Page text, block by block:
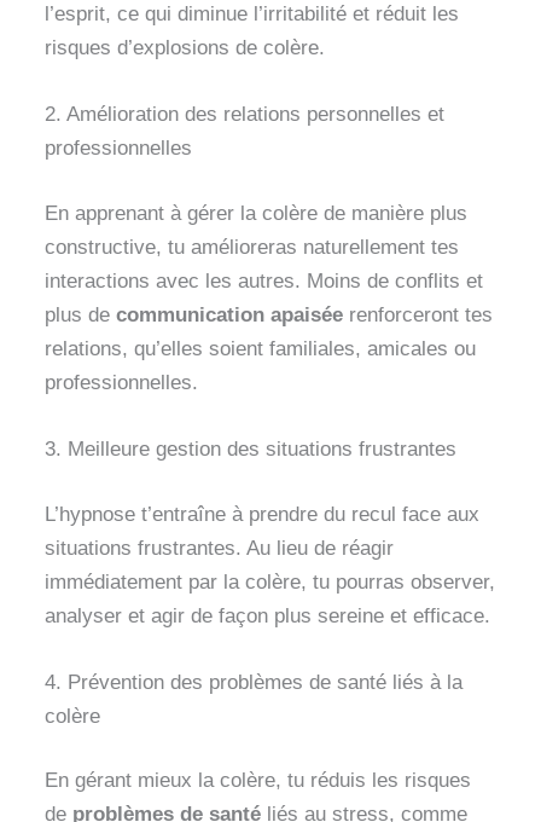
l’esprit, ce qui diminue l’irritabilité et réduit les
risques d’explosions de colère.
2. Amélioration des relations personnelles et
professionnelles
En apprenant à gérer la colère de manière plus
constructive, tu amélioreras naturellement tes
interactions avec les autres. Moins de conflits et
plus de communication apaisée renforceront tes
relations, qu’elles soient familiales, amicales ou
professionnelles.
3. Meilleure gestion des situations frustrantes
L’hypnose t’entraîne à prendre du recul face aux
situations frustrantes. Au lieu de réagir
immédiatement par la colère, tu pourras observer,
analyser et agir de façon plus sereine et efficace.
4. Prévention des problèmes de santé liés à la
colère
En gérant mieux la colère, tu réduis les risques
de problèmes de santé liés au stress, comme